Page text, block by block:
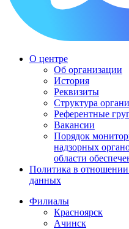
О центре
Об организации
История
Реквизиты
Структура
Референтные
Вакансии
Порядок
надзорных
области
Политика в
данных
Филиалы
Красноярск
Ачинск